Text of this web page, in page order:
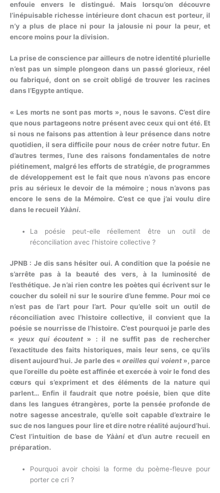
enfouie envers le distingué. Mais lorsqu’on découvre
l’inépuisable richesse intérieure dont chacun est porteur, il
n’y a plus de place ni pour la jalousie ni pour la peur, et
encore moins pour la division.
La prise de conscience par ailleurs de notre identité plurielle
n’est pas un simple plongeon dans un passé glorieux, réel
ou fabriqué, dont on se croit obligé de trouver les racines
dans l’Egypte antique.
« Les morts ne sont pas morts », nous le savons. C’est dire
que nous partageons notre présent avec ceux qui ont été. Et
si nous ne faisons pas attention à leur présence dans notre
quotidien, il sera difficile pour nous de créer notre futur. En
d’autres termes, l’une des raisons fondamentales de notre
piétinement, malgré les efforts de stratégie, de programmes
de développement est le fait que nous n’avons pas encore
pris au sérieux le devoir de la mémoire ; nous n’avons pas
encore le sens de la Mémoire. C’est ce que j’ai voulu dire
dans le recueil Yààni.
La poésie peut-elle réellement être un outil de
réconciliation avec l’histoire collective ?
JPNB : Je dis sans hésiter oui. A condition que la poésie ne
s’arrête pas à la beauté des vers, à la luminosité de
l’esthétique. Je n’ai rien contre les poètes qui écrivent sur le
coucher du soleil ni sur le sourire d’une femme. Pour moi ce
n’est pas de l’art pour l’art. Pour qu’elle soit un outil de
réconciliation avec l’histoire collective, il convient que la
poésie se nourrisse de l’histoire. C’est pourquoi je parle des
« yeux qui écoutent» : il ne suffit pas de rechercher
l’exactitude des faits historiques, mais leur sens, ce qu’ils
disent aujourd’hui. Je parle des «oreilles qui voient», parce
que l’oreille du poète est affinée et exercée à voir le fond des
cœurs qui s’expriment et des éléments de la nature qui
parlent… Enfin il faudrait que notre poésie, bien que dite
dans les langues étrangères, porte la pensée profonde de
notre sagesse ancestrale, qu’elle soit capable d’extraire le
suc de nos langues pour lire et dire notre réalité aujourd’hui.
C’est l’intuition de base de Yààni et d’un autre recueil en
préparation.
Pourquoi avoir choisi la forme du poème-fleuve pour
porter ce cri ?